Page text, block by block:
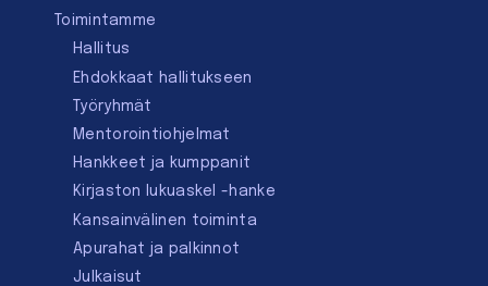
Toimintamme
Hallitus
Ehdokkaat hallitukseen
Työryhmät
Mentorointi­ohjelmat
Hankkeet ja kumppanit
Kirjaston lukuaskel -hanke
Kansainvälinen toiminta
Apurahat ja palkinnot
Julkaisut